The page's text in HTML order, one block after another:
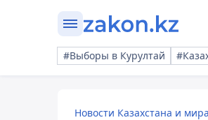
#Выборы в Курултай
Новости Казахстана и